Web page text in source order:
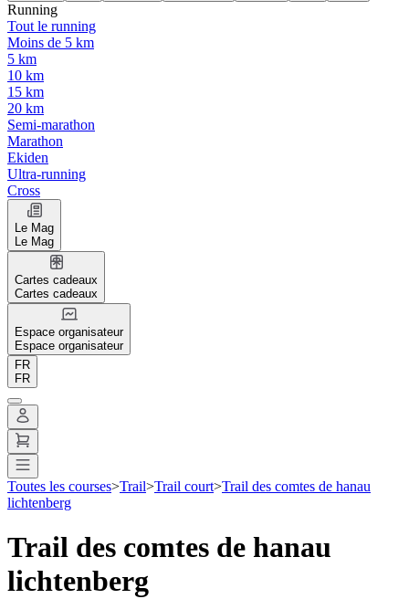
Running
Tout le running
Moins de 5 km
5 km
10 km
15 km
20 km
Semi-marathon
Marathon
Ekiden
Ultra-running
Cross
Le Mag
Le Mag
Cartes cadeaux
Cartes cadeaux
Espace organisateur
Espace organisateur
FR
FR
Toutes les courses>Trail>Trail court>Trail des comtes de hanau
lichtenberg
Trail des comtes de hanau
lichtenberg